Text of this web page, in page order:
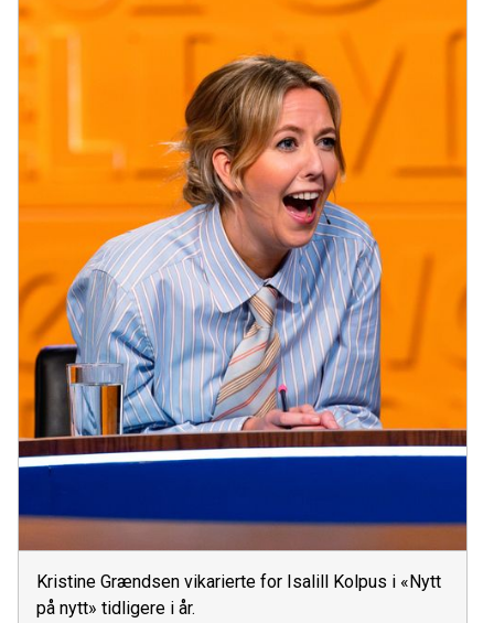
Kristine Grændsen vikarierte for Isalill Kolpus i «Nytt
på nytt» tidligere i år.